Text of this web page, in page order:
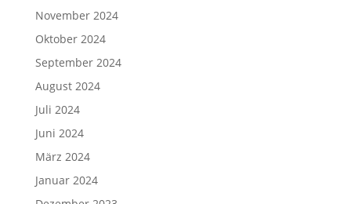
November 2024
Oktober 2024
September 2024
August 2024
Juli 2024
Juni 2024
März 2024
Januar 2024